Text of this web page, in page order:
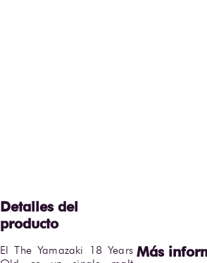
El The Yamazaki 18 Years